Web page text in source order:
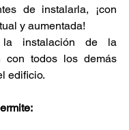
de instalarla, ¡con
y aumentada!
la instalación de la
con todos los demás
edificio.